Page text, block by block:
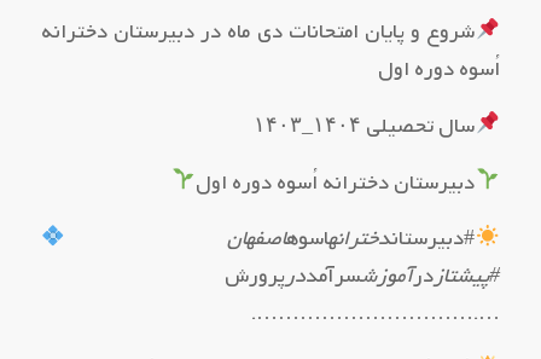
شروع و پایان امتحانات دی ماه در دبیرستان دخترانه
اُسوه دوره اول
سال تحصیلی ۱۴۰۴_۱۴۰۳
دبیرستان دخترانه اُسوه دوره اول
#دبیرستاندخترانهاسوهاصفهان
#پیشتازدرآموزشسرآمددرپرورش
….………………………….